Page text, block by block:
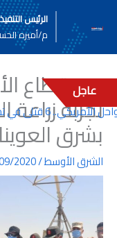
المحتوى
الرئيس
م/أميره
عاجل
طائرة سياحية في ألاسكا
وزير قطاع
تجربة زراعة
بشرق
الشرق الأوسط/
2020